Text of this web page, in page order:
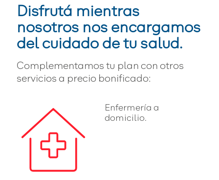
Disfrutá mientras
nosotros nos encargamos
del cuidado de tu salud.
Complementamos tu plan con otros
servicios a precio bonificado:
Enfermería a
domicilio.